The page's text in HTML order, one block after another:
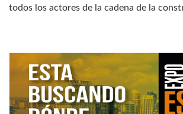
todos los actores de la cadena de la